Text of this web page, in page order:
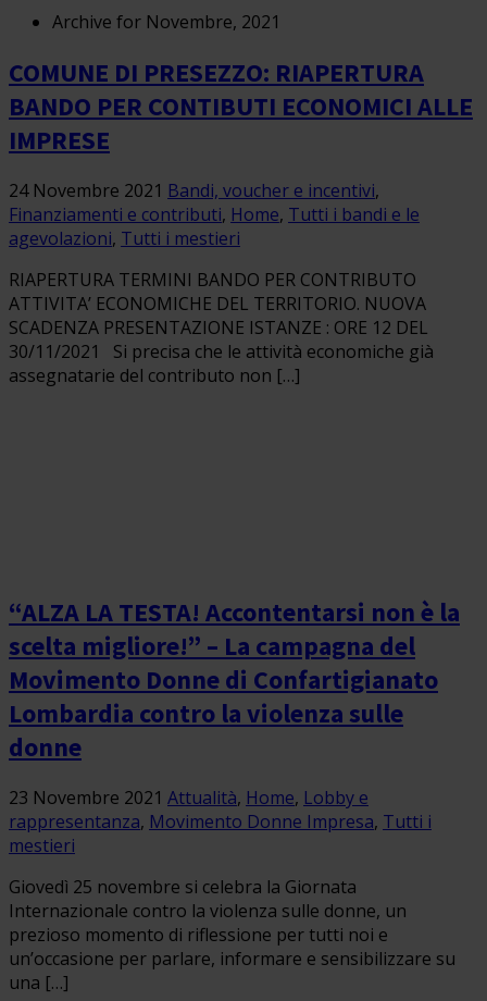
Archive for Novembre, 2021
COMUNE DI PRESEZZO: RIAPERTURA
BANDO PER CONTIBUTI ECONOMICI ALLE
IMPRESE
24 Novembre 2021 Bandi, voucher e incentivi,
Finanziamenti e contributi, Home, Tutti i bandi e le
agevolazioni, Tutti i mestieri
RIAPERTURA TERMINI BANDO PER CONTRIBUTO
ATTIVITA’ ECONOMICHE DEL TERRITORIO. NUOVA
SCADENZA PRESENTAZIONE ISTANZE : ORE 12 DEL
30/11/2021 Si precisa che le attività economiche già
assegnatarie del contributo non […]
“ALZA LA TESTA! Accontentarsi non è la
scelta migliore!” – La campagna del
Movimento Donne di Confartigianato
Lombardia contro la violenza sulle
donne
23 Novembre 2021 Attualità, Home, Lobby e
rappresentanza, Movimento Donne Impresa, Tutti i
mestieri
Giovedì 25 novembre si celebra la Giornata
Internazionale contro la violenza sulle donne, un
prezioso momento di riflessione per tutti noi e
un’occasione per parlare, informare e sensibilizzare su
una […]